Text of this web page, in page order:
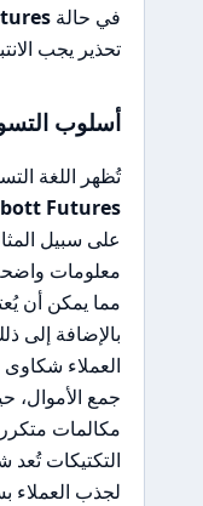
في حالة
تحذير يجب
أسلوب
تُظهر اللغة
Futures
على سبيل
معلومات
مما يمكن أن
بالإضافة إلى
العملاء
جمع الأموال،
مكالمات
التكتيكات
لجذب العملاء